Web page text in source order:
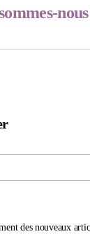
des nouveaux